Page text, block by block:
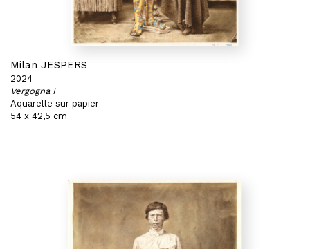
Milan JESPERS
2024
Vergogna I
Aquarelle sur papier
54 x 42,5 cm